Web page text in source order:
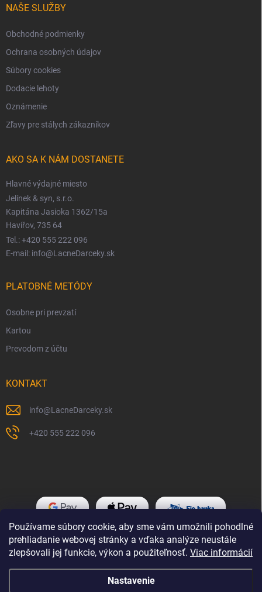
Používame súbory cookie, aby sme vám umožnili pohodlné
prehliadanie webovej stránky a vďaka analýze neustále
zlepšovali jej funkcie, výkon a použiteľnosť. Viac informácií
Nastavenie
NAŠE SLUŽBY
Obchodné podmienky
Ochrana osobných údajov
Súbory cookies
Dodacie lehoty
Oznámenie
Zľavy pre stálych zákazníkov
AKO SA K NÁM DOSTANETE
Hlavné výdajné miesto
Jelínek & syn, s.r.o.
Kapitána Jasioka 1362/15a
Havířov, 735 64
Tel.: +420 555 222 096
E-mail: info@LacneDarceky.sk
PLATOBNÉ METÓDY
Osobne pri prevzatí
Kartou
Prevodom z účtu
KONTAKT
info@LacneDarceky.sk
+420 555 222 096